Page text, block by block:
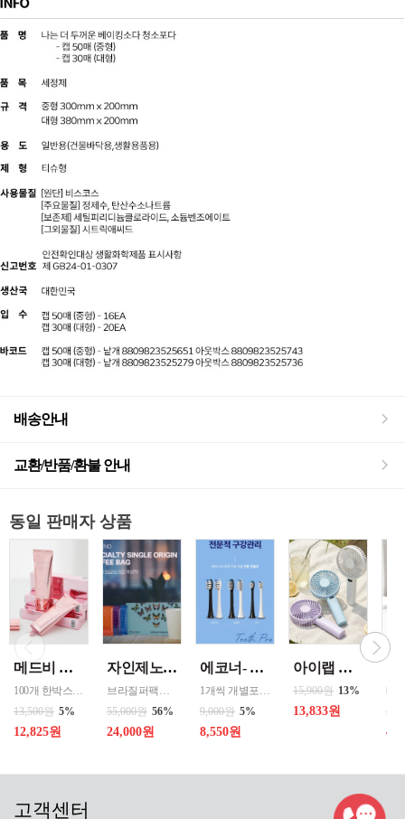
배송안내
교환/반품/환불 안내
동일 판매자 상품
메드비 원더핏 비비 13호 50ml
100개 한박스 도매 상담환영 - 문의 쿠독 -
13,500원 5%
12,825원
자인제노 3종 21입 싱글 로스팅 커피백 13ml 고용량 1케이스 단위 판매
브라질퍼팩트내추럴커피 7개 에티오피아 게데브 워시드커피 7개 콜롬비아 슈가케인 7개
55,000원 56%
24,000원
에코너- MS2 티스프로 음파 전동칫솔모 1입 단품 *3개 / 색상선택 화이트 블랙 선택
1개씩 개별포장되어있고 3개 단위로 판매중입니다
9,000원 5%
8,550원
아이랩 클래식 LED 팬 2026년신형 3단계바람조절 LED 무선 테이블가능
15,900원 13%
13,833원